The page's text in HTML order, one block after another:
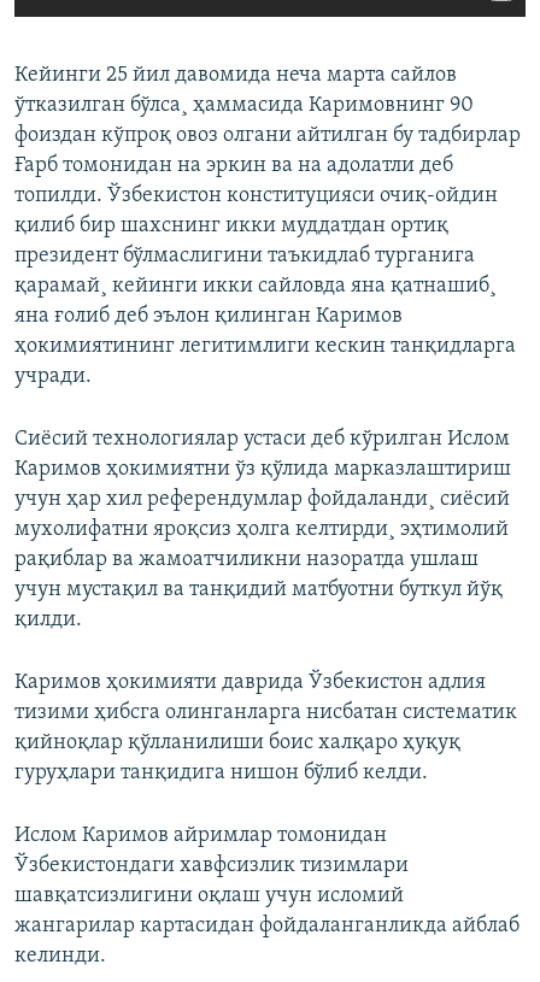
Кейинги 25 йил давомида неча марта сайлов
ўтказилган бўлса¸ ҳаммасида Каримовнинг 90
фоиздан кўпроқ овоз олгани айтилган бу тадбирлар
Ғарб томонидан на эркин ва на адолатли деб
топилди. Ўзбекистон конституцияси очиқ-ойдин
қилиб бир шахснинг икки муддатдан ортиқ
президент бўлмаслигини таъкидлаб турганига
қарамай¸ кейинги икки сайловда яна қатнашиб¸
яна ғолиб деб эълон қилинган Каримов
ҳокимиятининг легитимлиги кескин танқидларга
учради.
Сиëсий технологиялар устаси деб кўрилган Ислом
Каримов ҳокимиятни ўз қўлида марказлаштириш
учун ҳар хил референдумлар фойдаланди¸ сиëсий
мухолифатни яроқсиз ҳолга келтирди¸ эҳтимолий
рақиблар ва жамоатчиликни назоратда ушлаш
учун мустақил ва танқидий матбуотни буткул йўқ
қилди.
Каримов ҳокимияти даврида Ўзбекистон адлия
тизими ҳибсга олинганларга нисбатан систематик
қийноқлар қўлланилиши боис халқаро ҳуқуқ
гуруҳлари танқидига нишон бўлиб келди.
Ислом Каримов айримлар томонидан
Ўзбекистондаги хавфсизлик тизимлари
шавқатсизлигини оқлаш учун исломий
жангарилар картасидан фойдаланганликда айблаб
келинди.